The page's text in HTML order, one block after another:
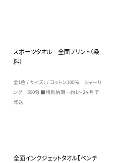
スポーツタオル 全面プリント（染
料）
全1色 / サイズ： / コットン100％ シャーリ
ング 500匁 ■特別納期…約1～2ヶ月で
発送
全面インクジェットタオル【ベンチ